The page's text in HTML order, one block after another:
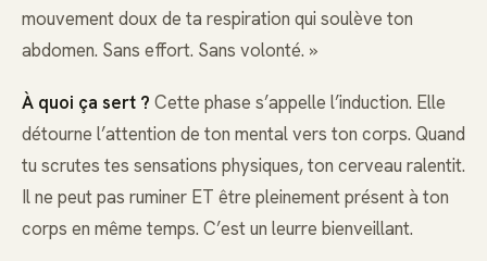
mouvement doux de ta respiration qui soulève ton
abdomen. Sans effort. Sans volonté. »
À quoi ça sert ? Cette phase s’appelle l’induction. Elle
détourne l’attention de ton mental vers ton corps. Quand
tu scrutes tes sensations physiques, ton cerveau ralentit.
Il ne peut pas ruminer ET être pleinement présent à ton
corps en même temps. C’est un leurre bienveillant.